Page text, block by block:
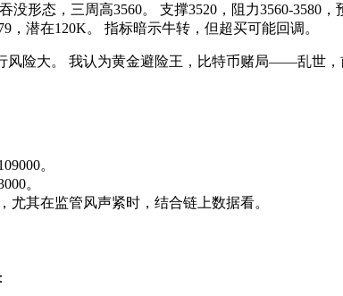
没形态，三周高3560。 支撑3520，阻力3560-3580
，潜在120K。 指标暗示牛转，但超买可能回调。
风险大。 我认为黄金避险王，比特币赌局——乱世，
。
。
其在监管风声紧时，结合链上数据看。